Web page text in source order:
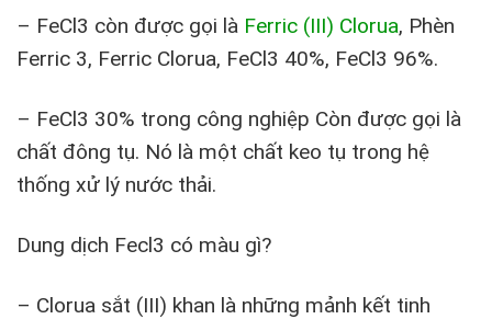
– FeCl3 còn được gọi là Ferric (III) Clorua, Phèn
Ferric 3, Ferric Clorua, FeCl3 40%, FeCl3 96%.
– FeCl3 30% trong công nghiệp Còn được gọi là
chất đông tụ. Nó là một chất keo tụ trong hệ
thống xử lý nước thải.
Dung dịch Fecl3 có màu gì?
– Clorua sắt (III) khan là những mảnh kết tinh